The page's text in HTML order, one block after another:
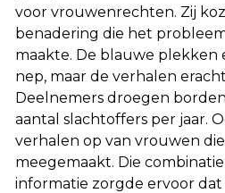
voor vrouwenrechten. Zij
benadering die het
maakte. De blauwe plekken
nep, maar de verhalen
Deelnemers droegen
aantal slachtoffers per jaar.
verhalen op van vrouwen
meegemaakt. Die
informatie zorgde ervoor dat